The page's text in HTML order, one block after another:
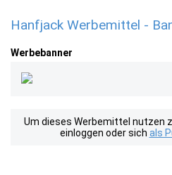
Hanfjack Werbemittel -
Werbebanner
Um dieses Werbemittel nutzen
einloggen oder sich als